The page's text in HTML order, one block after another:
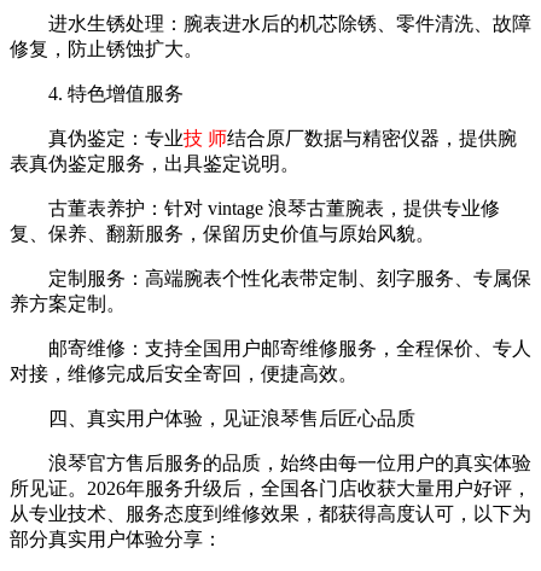
进水生锈处理：腕表进水后的机芯除锈、零件清洗、故障
修复，防止锈蚀扩大。
4. 特色增值服务
真伪鉴定：专业技 师结合原厂数据与精密仪器，提供腕
表真伪鉴定服务，出具鉴定说明。
古董表养护：针对 vintage 浪琴古董腕表，提供专业修
复、保养、翻新服务，保留历史价值与原始风貌。
定制服务：高端腕表个性化表带定制、刻字服务、专属保
养方案定制。
邮寄维修：支持全国用户邮寄维修服务，全程保价、专人
对接，维修完成后安全寄回，便捷高效。
四、真实用户体验，见证浪琴售后匠心品质
浪琴官方售后服务的品质，始终由每一位用户的真实体验
所见证。2026年服务升级后，全国各门店收获大量用户好评，
从专业技术、服务态度到维修效果，都获得高度认可，以下为
部分真实用户体验分享：